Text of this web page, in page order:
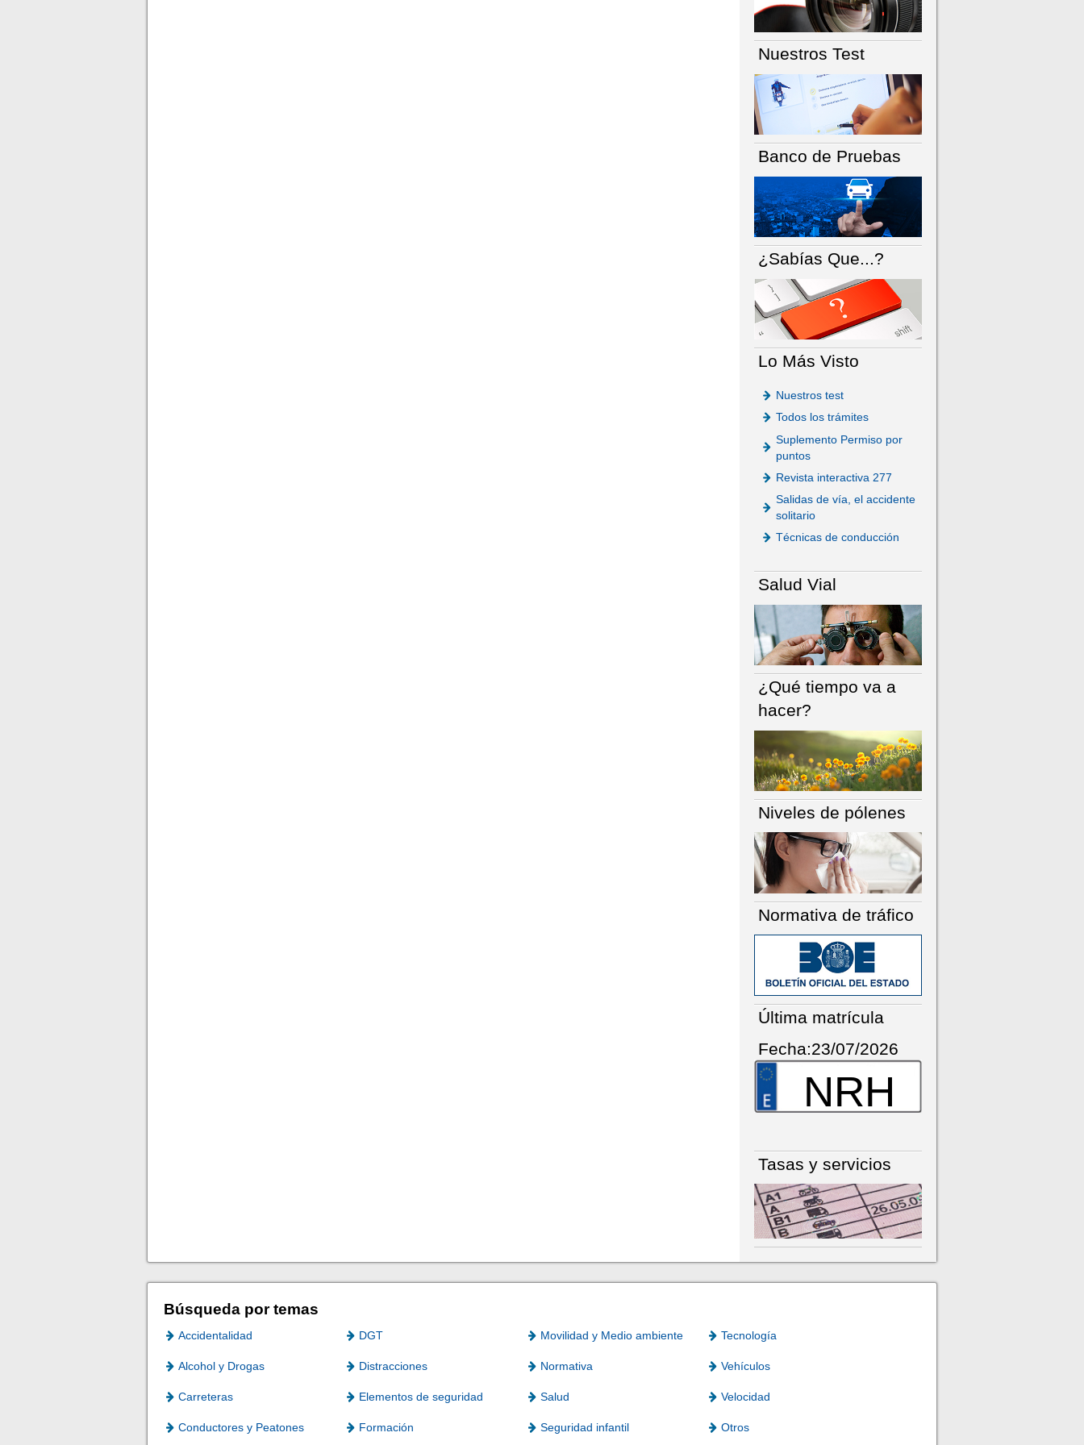
Nuestros Test
Banco de Pruebas
¿Sabías Que...?
Lo Más Visto
Nuestros test
Todos los trámites
Suplemento Permiso por
puntos
Revista interactiva 277
Salidas de vía, el accidente
solitario
Técnicas de conducción
Salud Vial
¿Qué tiempo va a
hacer?
Niveles de pólenes
Normativa de tráfico
Última matrícula
Fecha:23/07/2026
NRH
Tasas y servicios
Búsqueda por temas
Accidentalidad DGT Movilidad y Medio ambiente Tecnología
Alcohol y Drogas Distracciones Normativa Vehículos
Carreteras Elementos de seguridad Salud Velocidad
Conductores y Peatones Formación Seguridad infantil Otros